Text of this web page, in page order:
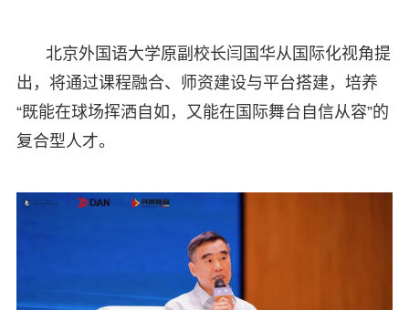
北京外国语大学原副校长闫国华从国际化视角提
出，将通过课程融合、师资建设与平台搭建，培养
“既能在球场挥洒自如，又能在国际舞台自信从容”的
复合型人才。